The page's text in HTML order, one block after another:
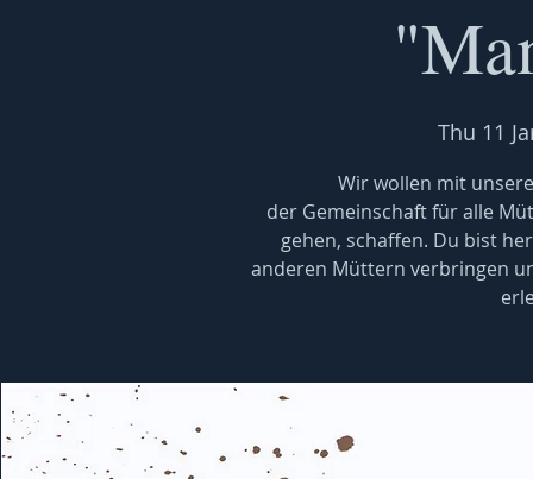
Thu 11
Wir wollen mit
der Gemeinschaft für alle
gehen, schaffen. Du bist
anderen Müttern verbringen